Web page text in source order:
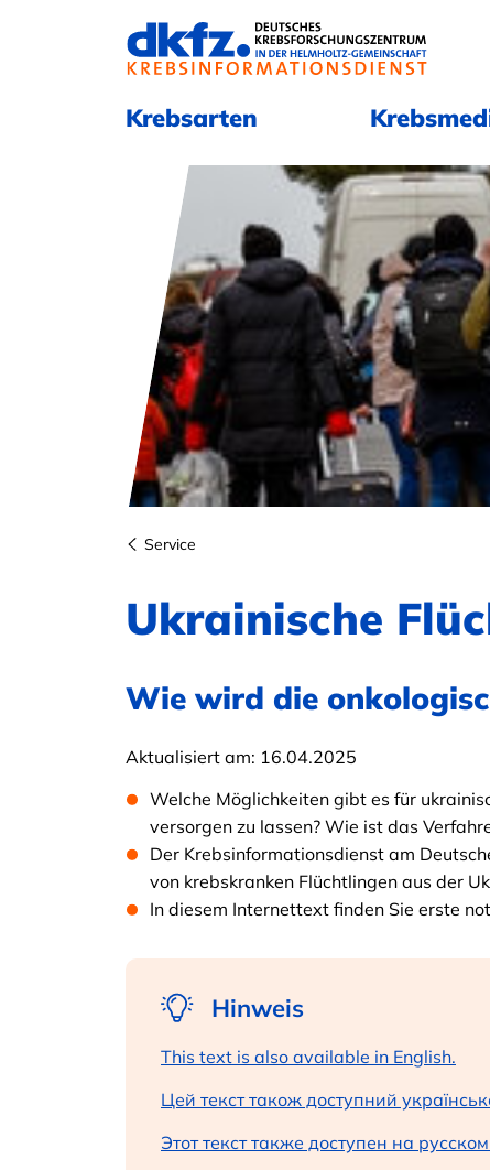
Krebsarten
Service
Ukrainische
Wie wird die
Aktualisiert am: 16.04.2025
Welche Möglichkeiten gibt es für
versorgen zu lassen? Wie ist das
Der Krebsinformationsdienst am
von krebskranken Flüchtlingen aus der
In diesem Internettext finden Sie erste
Hinweis
This text is also available in English.
Цей текст також доступний
Этот текст также доступен на